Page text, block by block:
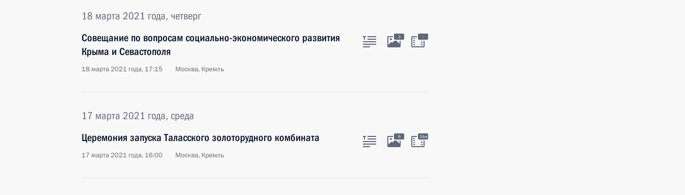
18 марта 2021 года, четверг
Совещание по вопросам социально-экономического развития
Крыма и Севастополя
18 марта 2021 года, 17:15 Москва, Кремль
3 :
17 марта 2021 года, среда
Церемония запуска Таласского золоторудного комбината
17 марта 2021 года, 16:00 Москва, Кремль
9 24м